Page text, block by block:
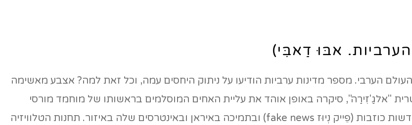
אבּוּ דַאבִּי)
הערבי. מספר מדינות ערביות הודיעו על ניתוק היחסים עמה, וכל זאת למה? אצבע מאשימה
"אלגַ'זִירַה", סיקרה באופן אוהד את עליית האחים המוסלמים בראשותו של מוחמד מורסי
לשלטון במצרים. ערב הסעודית מאשימה את קטר בהפצת חדשות כוזבות (פֵייק נְיוּז fake news) ובתמיכה באיראן ובאינטרסים שלה באיזור. תחנות הטלוויזיה